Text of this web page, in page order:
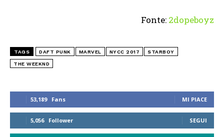
53,189 Fans MI PIACE
5,056 Follower SEGUI
Fonte: 2dopeboyz
TAGS DAFT PUNK MARVEL NYCC 2017 STARBOY
THE WEEKND